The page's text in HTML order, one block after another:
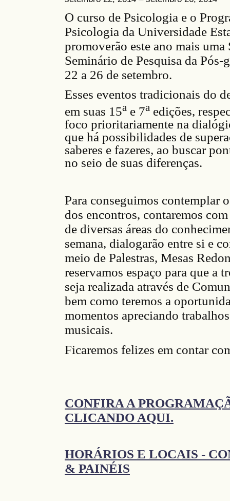
O curso de Psicologia e o
Psicologia da Universidade
promoverão este ano mais uma
Seminário de Pesquisa da
22 a 26 de setembro.
Esses eventos tradicionais do
em suas 15a e 7a edições,
foco prioritariamente na
que há possibilidades de
saberes e fazeres, ao buscar
no seio de suas diferenças.
Para conseguimos contemplar
dos encontros, contaremos
de diversas áreas do
semana, dialogarão entre si e
meio de Palestras, Mesas
reservamos espaço para que a
seja realizada através de
bem como teremos a
momentos apreciando
musicais.
Ficaremos felizes em contar
CONFIRA A
CLICANDO AQUI.
HORÁRIOS E LOCAIS -
& PAINÉIS